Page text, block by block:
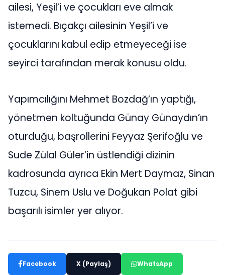
ailesi, Yeşil’i ve çocukları eve almak
istemedi. Bıçakçı ailesinin Yeşil’i ve
çocuklarını kabul edip etmeyeceği ise
seyirci tarafından merak konusu oldu.
Yapımcılığını Mehmet Bozdağ’ın yaptığı,
yönetmen koltuğunda Günay Günaydın’ın
oturduğu, başrollerini Feyyaz Şerifoğlu ve
Sude Zülal Güler’in üstlendiği dizinin
kadrosunda ayrıca Ekin Mert Daymaz, Sinan
Tuzcu, Sinem Uslu ve Doğukan Polat gibi
başarılı isimler yer alıyor.
Facebook X (Paylaş) WhatsApp